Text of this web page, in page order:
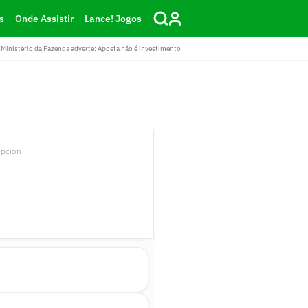
Onde Assistir Lance! Jogos
da Fazenda adverte: Aposta não é investimento